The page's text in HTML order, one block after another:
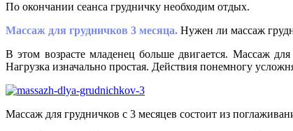
По окончании сеанса грудничку необходим отдых.
Массаж для грудничков 3 месяца. Нужен ли массаж
В этом возрасте младенец больше двигается. Массаж
Нагрузка изначально простая. Действия понемногу
Массаж для грудничков с 3 месяцев состоит из